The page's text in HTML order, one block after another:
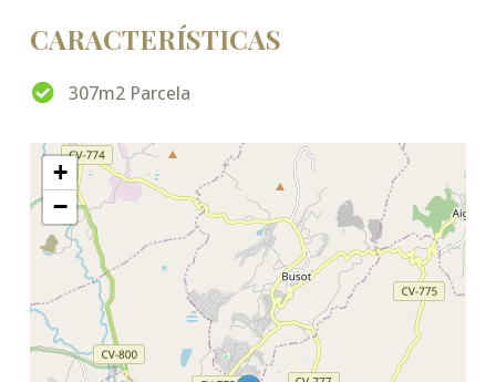
CARACTERÍSTICAS
307m2 Parcela
+
−